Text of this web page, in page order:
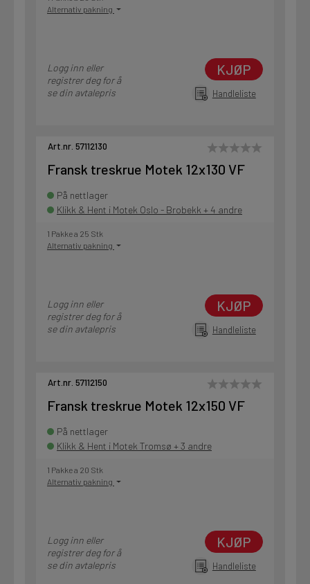
Alternativ pakning
Logg inn eller
registrer deg for å
se din avtalepris
KJØP
Handleliste
Art.nr. 57112130
Fransk treskrue Motek 12x130 VF
På nettlager
Klikk & Hent i Motek Oslo - Brobekk + 4 andre
1 Pakke a 25 Stk
Alternativ pakning
Logg inn eller
registrer deg for å
se din avtalepris
KJØP
Handleliste
Art.nr. 57112150
Fransk treskrue Motek 12x150 VF
På nettlager
Klikk & Hent i Motek Tromsø + 3 andre
1 Pakke a 20 Stk
Alternativ pakning
Logg inn eller
registrer deg for å
se din avtalepris
KJØP
Handleliste